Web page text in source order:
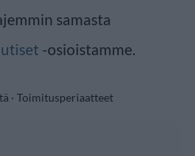
samasta
-osioistamme.
· Toimitusperiaatteet